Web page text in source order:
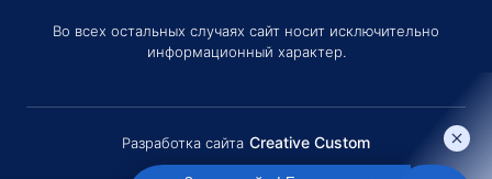
Во всех остальных случаях сайт носит исключительно
информационный характер.
Разработка сайта Creative Custom